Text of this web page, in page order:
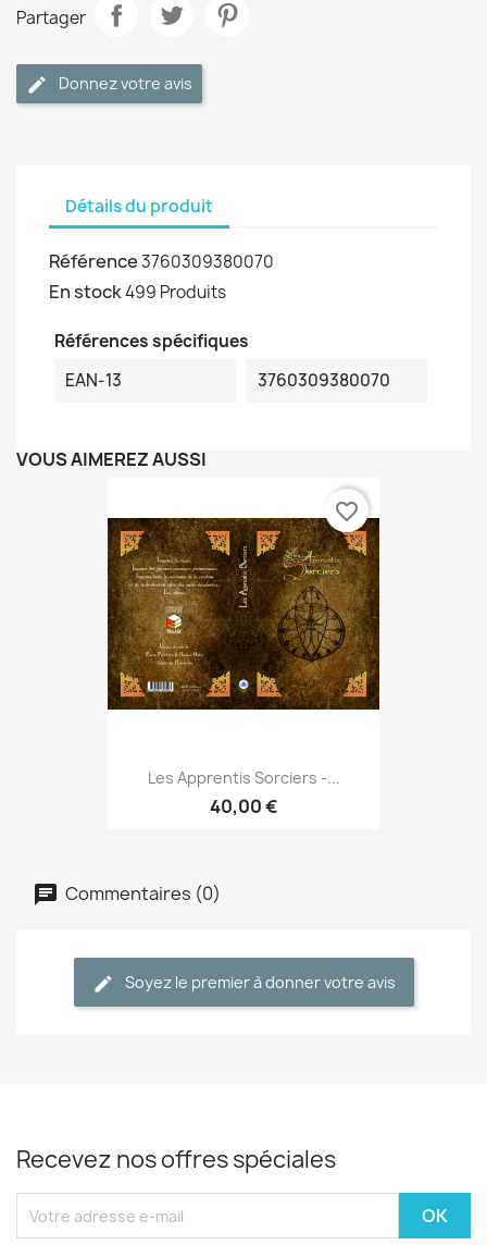
Partager
Donnez votre avis
Détails du produit
Référence3760309380070
En stock499 Produits
Références spécifiques
EAN-13
3760309380070
VOUS AIMEREZ AUSSI
Les Apprentis Sorciers -...
40,00 €
favorite_border
Commentaires (0)
Soyez le premier à donner votre avis
Recevez nos offres spéciales